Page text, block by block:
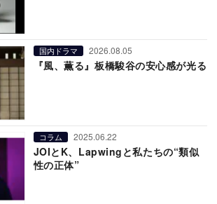
国内ドラマ 2026.08.05
『風、薫る』板橋駿谷の安心感が光る
コラム 2025.06.22
JOIとK、Lapwingと私たちの“類似
性の正体”